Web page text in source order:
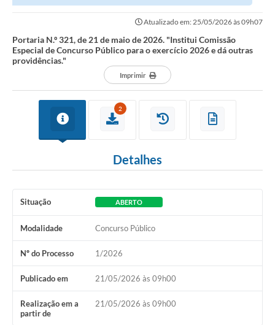
Atualizado em: 25/05/2026 às 09h07
Portaria N.º 321, de 21 de maio de 2026. "Institui Comissão
Especial de Concurso Público para o exercício 2026 e dá outras
providências."
Imprimir
2
Detalhes
Situação ABERTO
Modalidade Concurso Público
Nº do Processo 1/2026
Publicado em 21/05/2026 às 09h00
Realização em a
partir de
21/05/2026 às 09h00